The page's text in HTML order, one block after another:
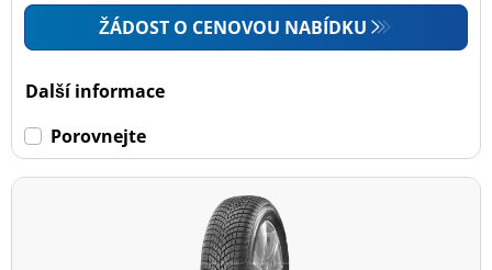
ŽÁDOST O CENOVOU NABÍDKU
Další informace
Porovnejte